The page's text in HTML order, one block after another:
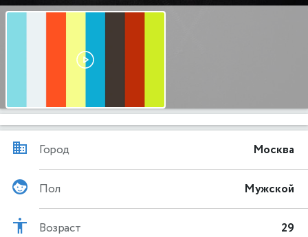
Город Москва
Пол Мужской
Возраст 29